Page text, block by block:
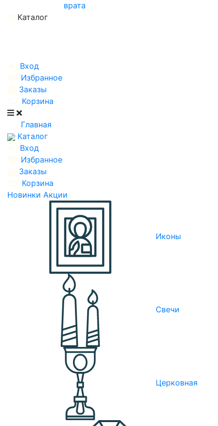
врата
Каталог
Вход
Избранное
Заказы
Корзина
Главная
Каталог
Вход
Избранное
Заказы
Корзина
Новинки Акции
Иконы
Свечи
Церковная